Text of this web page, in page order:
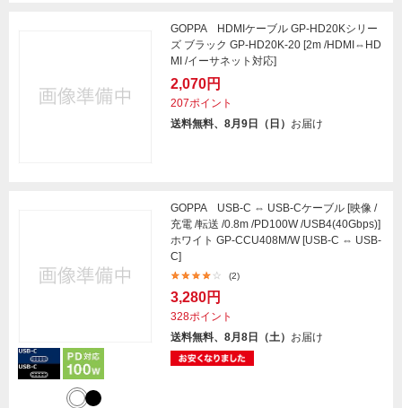
GOPPA HDMIケーブル GP-HD20Kシリー
ズ ブラック GP-HD20K-20 [2m /HDMI⇔HD
MI /イーサネット対応]
2,070円
207ポイント
送料無料、8月9日（日） お届け
GOPPA USB-C ⇔ USB-Cケーブル [映像 /
充電 /転送 /0.8m /PD100W /USB4(40Gbps)]
ホワイト GP-CCU408M/W [USB-C ⇔ USB-
C]
(2)
3,280円
328ポイント
送料無料、8月8日（土） お届け